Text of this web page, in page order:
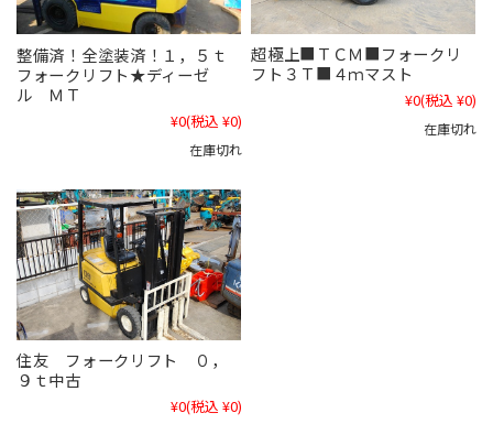
整備済！全塗装済！１，５ｔ
フォークリフト★ディーゼ
ル ＭＴ
¥0(税込 ¥0)
在庫切れ
超極上■ＴＣＭ■フォークリ
フト３Ｔ■４ｍマスト
¥0(税込 ¥0)
在庫切れ
住友 フォークリフト ０，
９ｔ中古
¥0(税込 ¥0)